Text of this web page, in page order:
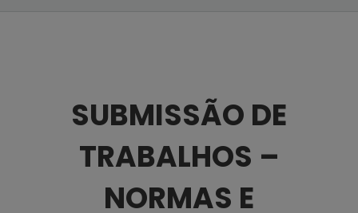
SUBMISSÃO DE
TRABALHOS –
NORMAS E